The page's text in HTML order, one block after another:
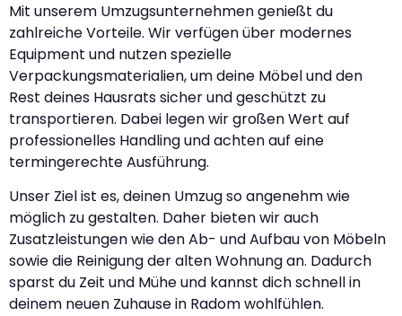
Mit unserem Umzugsunternehmen genießt du
zahlreiche Vorteile. Wir verfügen über modernes
Equipment und nutzen spezielle
Verpackungsmaterialien, um deine Möbel und den
Rest deines Hausrats sicher und geschützt zu
transportieren. Dabei legen wir großen Wert auf
professionelles Handling und achten auf eine
termingerechte Ausführung.
Unser Ziel ist es, deinen Umzug so angenehm wie
möglich zu gestalten. Daher bieten wir auch
Zusatzleistungen wie den Ab- und Aufbau von Möbeln
sowie die Reinigung der alten Wohnung an. Dadurch
sparst du Zeit und Mühe und kannst dich schnell in
deinem neuen Zuhause in Radom wohlfühlen.